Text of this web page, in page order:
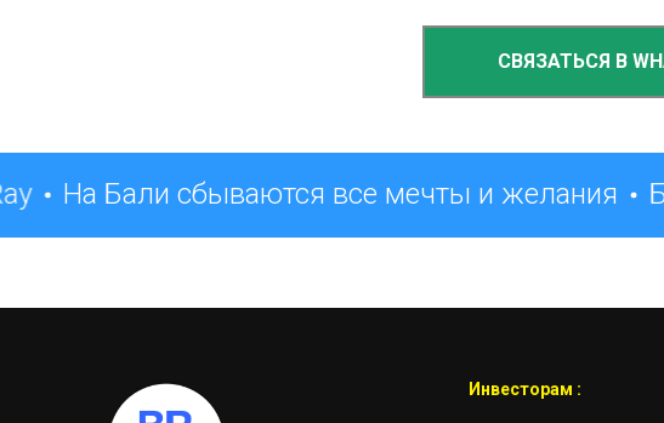
СВЯЗАТЬСЯ В
На Бали сбываются все мечты и желания
Инвесторам :